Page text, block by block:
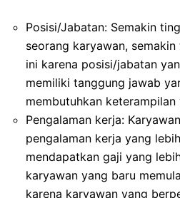
Posisi/Jabatan: Semakin
seorang karyawan,
ini karena posisi/jabatan
memiliki tanggung jawab
membutuhkan
Pengalaman kerja:
pengalaman kerja yang
mendapatkan gaji yang
karyawan yang baru
karena karyawan yang